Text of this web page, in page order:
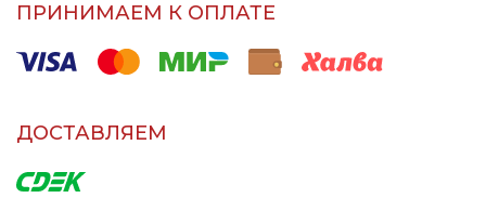
ПРИНИМАЕМ К ОПЛАТЕ
ДОСТАВЛЯЕМ